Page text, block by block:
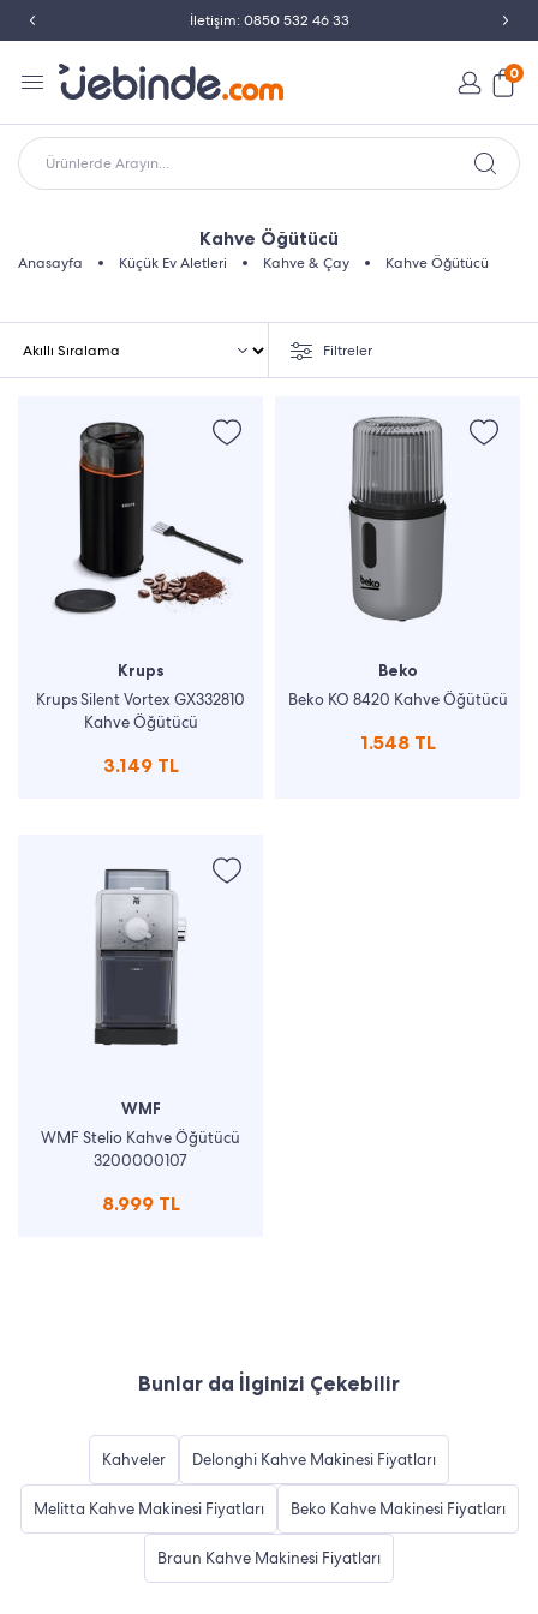
İletişim: 0850 532 46 33
0
Ürünlerde Arayın...
Kahve Öğütücü
Anasayfa Küçük Ev Aletleri Kahve & Çay Kahve Öğütücü
Filtreler
Krups
Krups Silent Vortex GX332810
Kahve Öğütücü
3.149 TL
Beko
Beko KO 8420 Kahve Öğütücü
1.548 TL
WMF
WMF Stelio Kahve Öğütücü
3200000107
8.999 TL
Bunlar da İlginizi Çekebilir
Kahveler Delonghi Kahve Makinesi Fiyatları
Melitta Kahve Makinesi Fiyatları Beko Kahve Makinesi Fiyatları
Braun Kahve Makinesi Fiyatları